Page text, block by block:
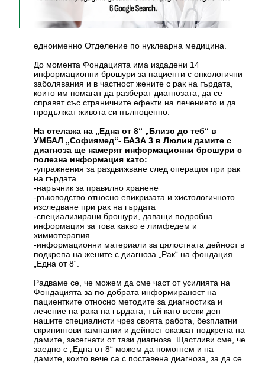
едноименно Отделение по нуклеарна медицина.
До момента Фондацията има издадени 14
информационни брошури за пациенти с онкологични
заболявания и в частност жените с рак на гърдата,
които им помагат да разберат диагнозата, да се
справят със страничните ефекти на лечението и да
продължат живота си пълноценно.
На стелажа на „Една от 8“ „Близо до теб“ в
УМБАЛ „Софиямед“- БАЗА 3 в Люлин дамите с
диагноза ще намерят информационни брошури с
полезна информация като:
-упражнения за раздвижване след операция при рак
на гърдата
-наръчник за правилно хранене
-ръководство относно епикризата и хистологичното
изследване при рак на гърдата
-специализирани брошури, даващи подробна
информация за това какво е лимфедем и
химиотерапия
-информационни материали за цялостната дейност в
подкрепа на жените с диагноза „Рак“ на фондация
„Една от 8“.
Радваме се, че можем да сме част от усилията на
Фондацията за по-добрата информираност на
пациентките относно методите за диагностика и
лечение на рака на гърдата, тъй като всеки ден
нашите специалисти чрез своята работа, безплатни
скринингови кампании и дейност оказват подкрепа на
дамите, засегнати от тази диагноза. Щастливи сме, че
заедно с „Една от 8“ можем да помогнем и на
дамите, които вече са с поставена диагноза, за да се